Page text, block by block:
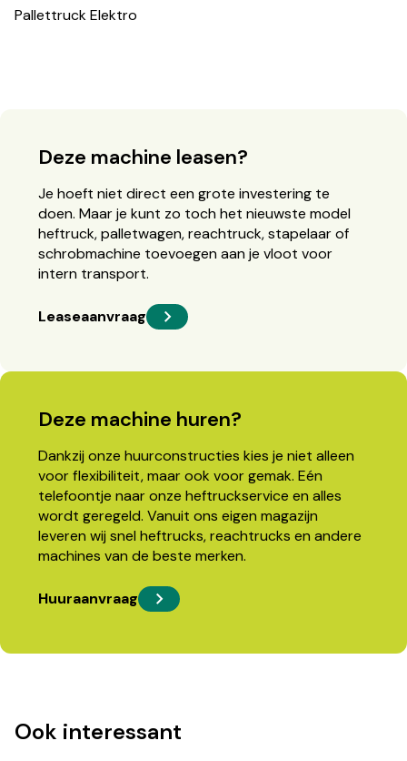
Pallettruck Elektro
Deze machine leasen?
Je hoeft niet direct een grote investering te
doen. Maar je kunt zo toch het nieuwste model
heftruck, palletwagen, reachtruck, stapelaar of
schrobmachine toevoegen aan je vloot voor
intern transport.
Leaseaanvraag
Deze machine huren?
Dankzij onze huurconstructies kies je niet alleen
voor flexibiliteit, maar ook voor gemak. Eén
telefoontje naar onze heftruckservice en alles
wordt geregeld. Vanuit ons eigen magazijn
leveren wij snel heftrucks, reachtrucks en andere
machines van de beste merken.
Huuraanvraag
Ook interessant